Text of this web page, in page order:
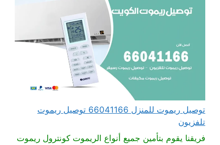
توصيل ريموت للمنزل 66041166 توصيل ريموت
تلفزيون
فريقنا يقوم بتأمين جميع أنواع الريموت كونترول ريموت